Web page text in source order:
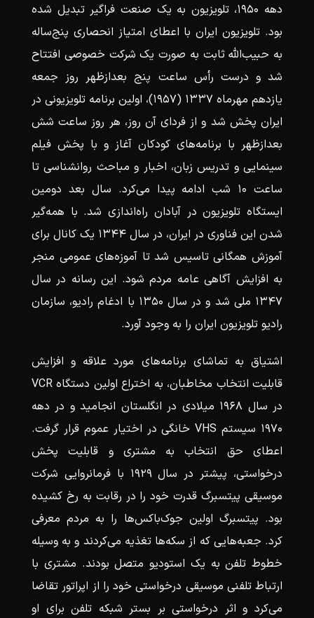
دهه ۱۹۵۰، تلویزیون به یک صنعت فراگیر تبدیل شده
بود. تلویزیون ایران با اعطای امتیاز انحصاری پنج‌ساله
به حبیب‌الله ثابت به صورت یک شرکت خصوصی افتتاح
شد و درست رأس ساعت پنج بعدازظهر روز جمعه
یازدهم مهرماه ۱۳۳۷ (۱۹۵۷)، اولین برنامه تلویزیونی در
ایران پخش شد و از فردای آن روز، هر روز ساعت شش
بعدازظهر با برنامه‌های کودکان آغاز و با پخش فیلم
سینمایی و تدریس زبان، اخبار و مباحث روانشناسی تا
ساعت ۱۰ شب ادامه پیدا می‌کرد. سال بعد دومین
ایستگاه تلویزیون در آبادان راه‌اندازی شد. با همه‌گیر
شدن این فناوری در ایران، در سال ۱۳۴۴ یک کانال برای
آموزش همگانی تاسیس شد تا آموزه‌های عمومی منجر
به افزایش آگاهی عامه مردم شود. این رسانه در سال
۱۳۴۷ ملی شد و در سال ۱۳۵۰ با ادغام رادیو، سازمان
رادیو تلویزیون ایران را به وجود آورد.
اشتیاق به تماشای برنامه‌های مورد علاقه و افزایش
قابلیت انتخاب مخاطبان، به اختراع اولین دستگاه VCR
در سال ۱۹۶۸ میلادی در انگلستان انجامید و در دهه
۱۹۷۰ سیستم VHS خانگی در اختیار عموم قرار گرفت.
اعطای حق انتخاب به مشتری و قابلیت پخش
درخواستی، پیشتر در سال ۱۹۲۹ با فرمانروایی شرکت
موسیقی پیتسبرگ قدرت خود را در رقابت به رخ کشیده
بود. پیتسبرگ اولین جوک‌باکس‌ها را به مردم معرفی
کرد. جعبه‌هایی که از سکه‌ها تغذیه می‌کردند و به وسیله
خطوط تلفن به یک استودیو متصل بودند. مشتری با
ارتباط تلفنی موسیقی درخواستی خود را از اپراتور تقاضا
می‌کرد و اثر درخواستی بر بستر شبکه تلفن برای او